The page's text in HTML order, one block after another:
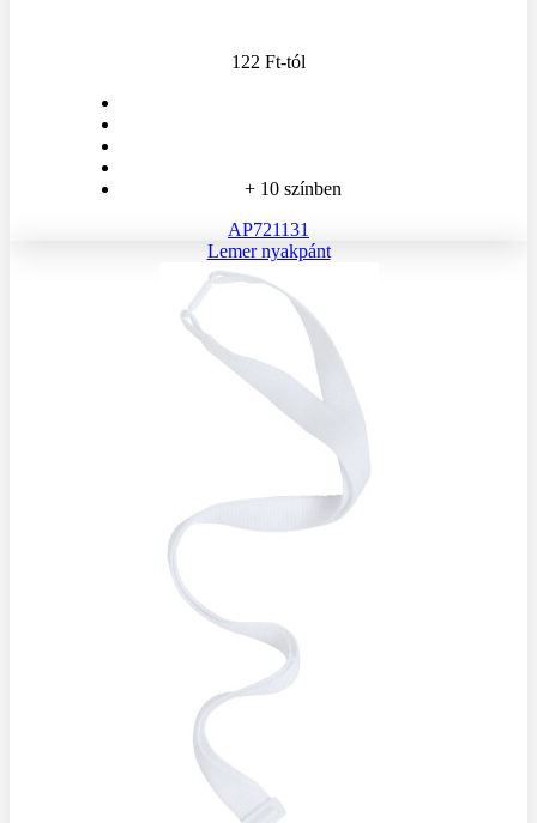
122 Ft-tól
+ 10 színben
AP721131
Lemer nyakpánt